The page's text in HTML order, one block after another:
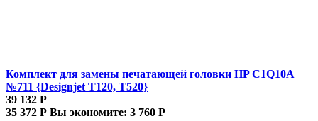
Комплект для замены печатающей головки HP C1Q10A
№711 {Designjet T120, T520}
39 132 Р
35 372 Р Вы экономите: 3 760 Р